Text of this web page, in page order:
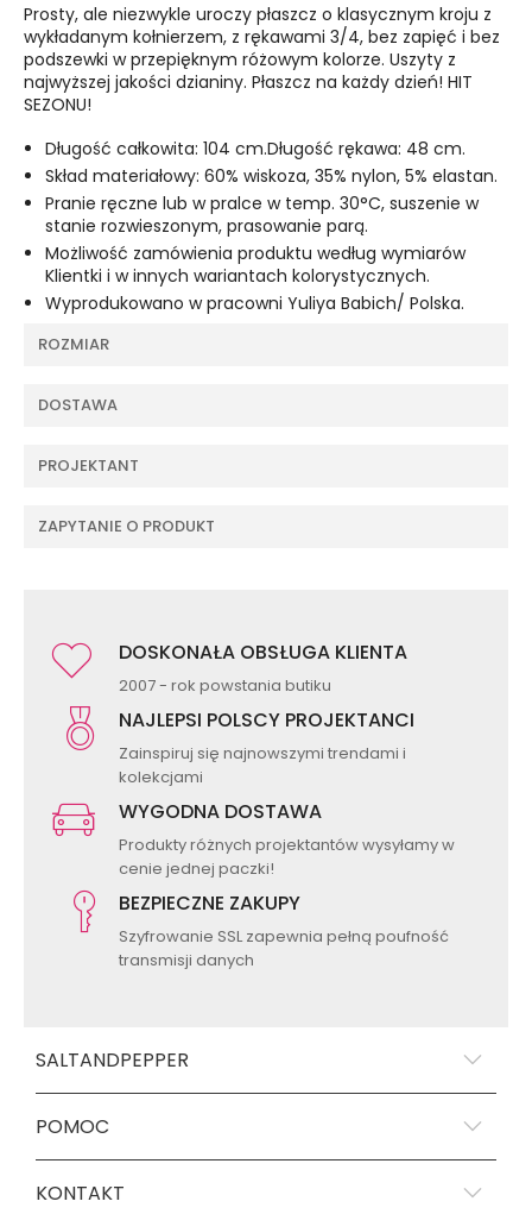
Prosty, ale niezwykle uroczy płaszcz o klasycznym kroju z
wykładanym kołnierzem, z rękawami 3/4, bez zapięć i bez
podszewki w przepięknym różowym kolorze. Uszyty z
najwyższej jakości dzianiny. Płaszcz na każdy dzień! HIT
SEZONU!
Długość całkowita: 104 cm.Długość rękawa: 48 cm.
Skład materiałowy: 60% wiskoza, 35% nylon, 5% elastan.
Pranie ręczne lub w pralce w temp. 30°C, suszenie w
stanie rozwieszonym, prasowanie parą.
Możliwość zamówienia produktu według wymiarów
Klientki i w innych wariantach kolorystycznych.
Wyprodukowano w pracowni Yuliya Babich/ Polska.
ROZMIAR
DOSTAWA
PROJEKTANT
ZAPYTANIE O PRODUKT
DOSKONAŁA OBSŁUGA KLIENTA
2007 - rok powstania butiku
NAJLEPSI POLSCY PROJEKTANCI
Zainspiruj się najnowszymi trendami i
kolekcjami
WYGODNA DOSTAWA
Produkty różnych projektantów wysyłamy w
cenie jednej paczki!
BEZPIECZNE ZAKUPY
Szyfrowanie SSL zapewnia pełną poufność
transmisji danych
SALTANDPEPPER
POMOC
KONTAKT